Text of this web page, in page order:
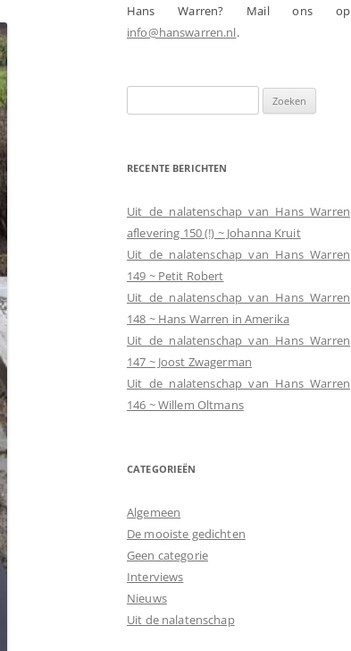
Hans Warren? Mail ons op
info@hanswarren.nl.
naar:
RECENTE BERICHTEN
Uit de nalatenschap van Hans Warren
aflevering 150 (!) ~ Johanna Kruit
Uit de nalatenschap van Hans Warren
149 ~ Petit Robert
Uit de nalatenschap van Hans Warren
148 ~ Hans Warren in Amerika
Uit de nalatenschap van Hans Warren
147 ~ Joost Zwagerman
Uit de nalatenschap van Hans Warren
146 ~ Willem Oltmans
CATEGORIEËN
Algemeen
De mooiste gedichten
Geen categorie
Interviews
Nieuws
Uit de nalatenschap